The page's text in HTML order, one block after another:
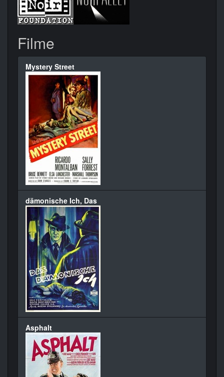
Filme
Mystery Street
dämonische Ich, Das
Asphalt